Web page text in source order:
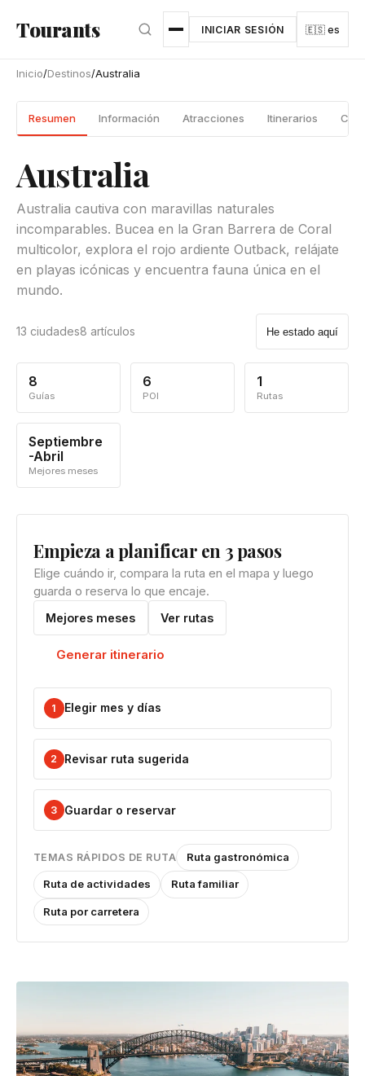
Tourants INICIAR SESIÓN 🇪🇸 es
Inicio/Destinos/Australia
Resumen Información Atracciones Itinerarios
Australia
Australia cautiva con maravillas naturales
incomparables. Bucea en la Gran Barrera de Coral
multicolor, explora el rojo ardiente Outback, relájate
en playas icónicas y encuentra fauna única en el
mundo.
13 ciudades8 artículos He estado aquí
8
Guías
6
POI
1
Rutas
Septiembre
-Abril
Mejores meses
Empieza a planificar en 3 pasos
Elige cuándo ir, compara la ruta en el mapa y luego
guarda o reserva lo que encaje.
Mejores meses Ver rutas
Generar itinerario
1 Elegir mes y días
2 Revisar ruta sugerida
3 Guardar o reservar
TEMAS RÁPIDOS DE RUTA Ruta gastronómica
Ruta de actividades Ruta familiar
Ruta por carretera